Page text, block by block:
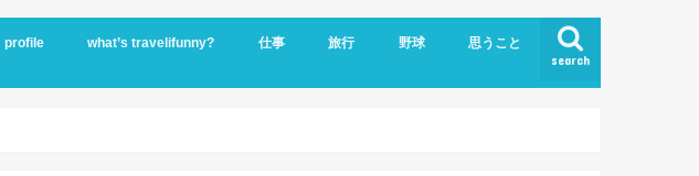
search
profile what’s travelifunny? 仕事 旅行
ビジネスクラスで世界一周
ハワイ
野球 思うこと